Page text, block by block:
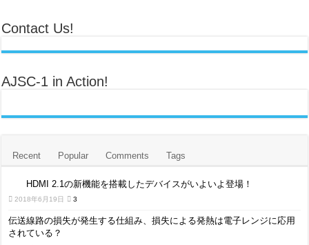
Contact Us!
AJSC-1 in Action!
Recent Popular Comments Tags
HDMI 2.1の新機能を搭載したデバイスがいよいよ登場！
2018年6月19日 3
伝送線路の損失が発生する仕組み、損失による発熱は電子レンジに応用
されている？